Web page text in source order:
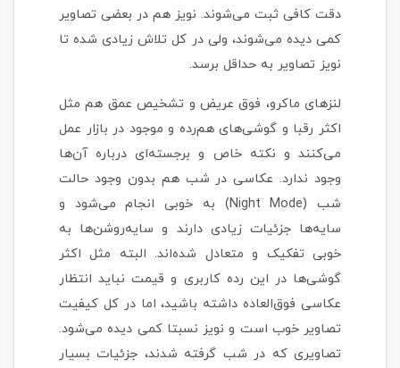
دقت کافی ثبت می‌شوند. نویز هم در بعضی تصاویر
کمی دیده می‌شوند، ولی در کل تلاش زیادی شده تا
نویز تصاویر به حداقل برسد.
لنزهای ماکرو، فوق عریض و تشخیص عمق هم مثل
اکثر رقبا و گوشی‌های هم‌رده و موجود در بازار عمل
می‌کنند و نکته خاص و برجسته‌ای درباره آن‌ها
وجود ندارد. عکاسی در شب هم بدون وجود حالت
شب (Night Mode) به خوبی انجام می‌شود و
سایه‌ها جزئیات زیادی دارند و سایه‌روشن‌ها به
خوبی تفکیک و متعادل شده‌اند. البته مثل اکثر
گوشی‌ها در این رده کاربری و قیمت نباید انتظار
عکاسی فوق‌العاده داشته باشید، اما در کل کیفیت
تصاویر خوب است و نویز نسبتا کمی دیده می‌شود.
تصاویری که در شب گرفته شدند، جزئیات بسیار